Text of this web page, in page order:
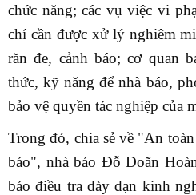
chức năng; các vụ việc vi
chí cần được xử lý nghiêm
răn đe, cảnh báo; cơ quan
thức, kỹ năng để nhà báo,
bảo vệ quyền tác nghiệp của
Trong đó, chia sẻ về "An
báo", nhà báo Đỗ Doãn
báo điều tra dày dạn kinh